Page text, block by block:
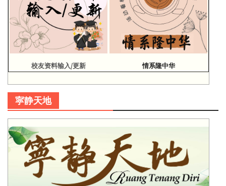
校友资料输入/更新 情系隆中华
寜静天地